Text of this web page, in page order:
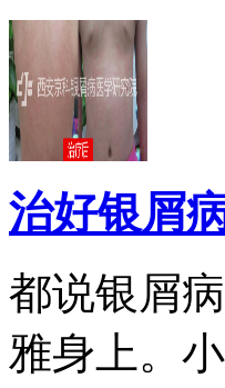
治好银屑
都说银屑
雅身上。